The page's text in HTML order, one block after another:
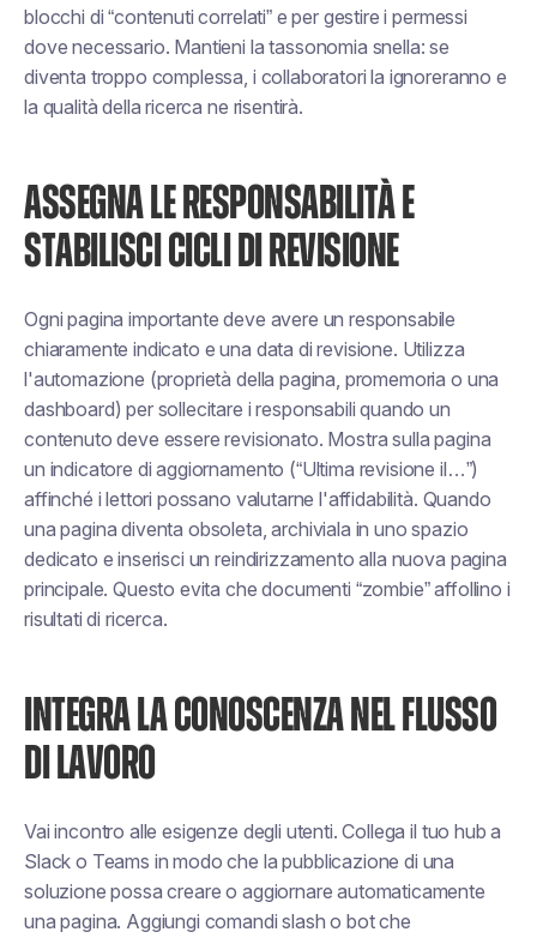
blocchi di “contenuti correlati” e per gestire i permessi
dove necessario. Mantieni la tassonomia snella: se
diventa troppo complessa, i collaboratori la ignoreranno e
la qualità della ricerca ne risentirà.
ASSEGNA LE RESPONSABILITÀ E
STABILISCI CICLI DI REVISIONE
Ogni pagina importante deve avere un responsabile
chiaramente indicato e una data di revisione. Utilizza
l'automazione (proprietà della pagina, promemoria o una
dashboard) per sollecitare i responsabili quando un
contenuto deve essere revisionato. Mostra sulla pagina
un indicatore di aggiornamento (“Ultima revisione il…”)
affinché i lettori possano valutarne l'affidabilità. Quando
una pagina diventa obsoleta, archiviala in uno spazio
dedicato e inserisci un reindirizzamento alla nuova pagina
principale. Questo evita che documenti “zombie” affollino i
risultati di ricerca.
INTEGRA LA CONOSCENZA NEL FLUSSO
DI LAVORO
Vai incontro alle esigenze degli utenti. Collega il tuo hub a
Slack o Teams in modo che la pubblicazione di una
soluzione possa creare o aggiornare automaticamente
una pagina. Aggiungi comandi slash o bot che